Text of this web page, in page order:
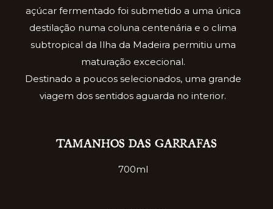
açúcar fermentado foi submetido a uma única
destilação numa coluna centenária e o clima
subtropical da Ilha da Madeira permitiu uma
maturação excecional.
Destinado a poucos selecionados, uma grande
viagem dos sentidos aguarda no interior.
TAMANHOS DAS GARRAFAS
700ml